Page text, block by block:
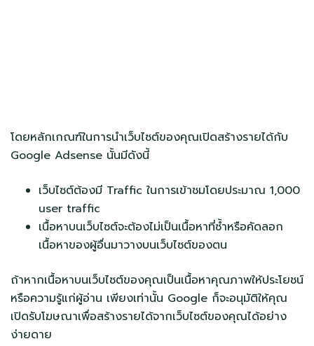
โดยหลักเกณฑ์ในการนำเว็บไซต์ของคุณเปิดสร้างรายได้กับ
Google Adsense นั้นมีดังนี้
เว็บไซต์ต้องมี Traffic ในการเข้าชมโดยประมาณ 1,000
user traffic
เนื้อหาบนเว็บไซต์จะต้องไม่เป็นเนื้อหาที่ซ้ำหรือคัดลอก
เนื้อหาของผู้อื่นมาวางบนเว็บไซต์ของตน
ถ้าหากเนื้อหาบนเว็บไซต์ของคุณเป็นเนื้อหาคุณภาพให้ประโยชน์
หรือความรู้แก่ผู้อ่าน เพียงเท่านั้น Google ก็จะอนุมัติให้คุณ
เปิดรับโฆษณาเพื่อสร้างรายได้จากเว็บไซต์ของคุณได้อย่าง
ง่ายดาย